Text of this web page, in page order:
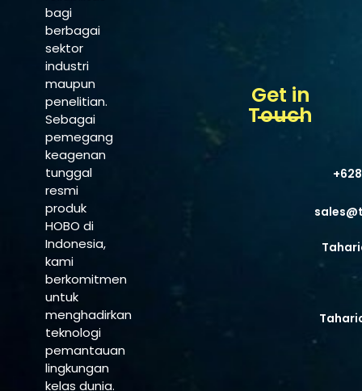
bagi
berbagai
sektor
industri
maupun
penelitian.
Sebagai
pemegang
keagenan
tunggal
resmi
produk
HOBO di
Indonesia,
kami
berkomitmen
untuk
menghadirkan
teknologi
pemantauan
lingkungan
kelas dunia.
Get in
Touch